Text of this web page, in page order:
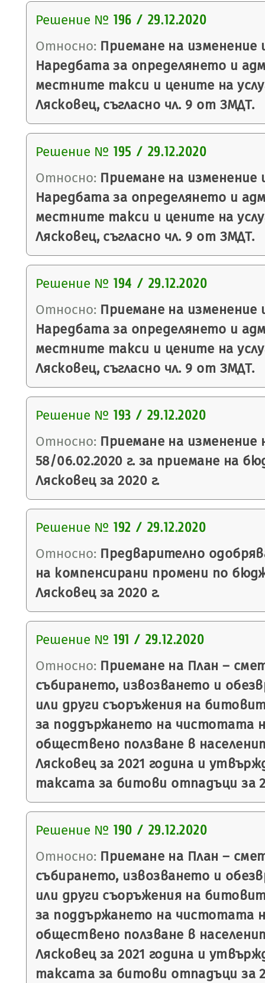
Решение № 196 / 29.12.2020
Относно: Приемане на изменение
Наредбата за определянето и
местните такси и цените на
Лясковец, съгласно чл. 9 от ЗМДТ.
Решение № 195 / 29.12.2020
Относно: Приемане на изменение
Наредбата за определянето и
местните такси и цените на
Лясковец, съгласно чл. 9 от ЗМДТ.
Решение № 194 / 29.12.2020
Относно: Приемане на изменение
Наредбата за определянето и
местните такси и цените на
Лясковец, съгласно чл. 9 от ЗМДТ.
Решение № 193 / 29.12.2020
Относно: Приемане на
58/06.02.2020 г. за приемане на
Лясковец за 2020 г.
Решение № 192 / 29.12.2020
Относно: Предварително
на компенсирани промени по
Лясковец за 2020 г.
Решение № 191 / 29.12.2020
Относно: Приемане на План –
събирането, извозването и
или други съоръжения на
за поддържането на чистотата
обществено ползване в
Лясковец за 2021 година и
таксата за битови отпадъци за
Решение № 190 / 29.12.2020
Относно: Приемане на План –
събирането, извозването и
или други съоръжения на
за поддържането на чистотата
обществено ползване в
Лясковец за 2021 година и
таксата за битови отпадъци за